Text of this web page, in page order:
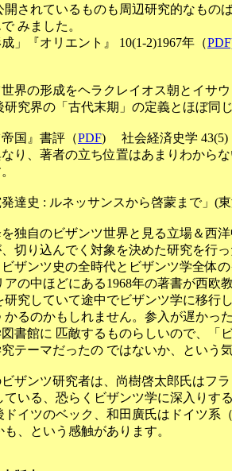
開されているものも周辺研究的なもの
みました。
」『オリエント』 10(1-2)1967年（
界の形成をヘラクレイオス朝とイサ
研究界の「古代末期」の定義とほぼ同
国』書評（PDF) 社会経済史学 43(5)
り、著者の立ち位置はあまりわから
発達史 : ルネッサンスから啓蒙まで」(
独自のビザンツ世界と見る立場＆西
切り込んでく対象を決めた研究を行
ザンツ史の全時代とビザンツ学全体
アの中ほどにある1968年の著書が西欧
研究していて途中でビザンツ学に移行
かるのかもしれません。参入が遅かっ
書館に 匹敵するものらしいので、「
テーマだったの ではないか、という
ザンツ研究者は、尚樹啓太郎氏はフ
ている、恐らくビザンツ学に深入りす
ドイツのベック、和田廣氏はドイツ系
、という感触があります。